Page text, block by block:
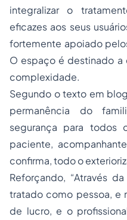
integralizar o
eficazes aos seus
fortemente apoiado
O espaço é destinado
complexidade.
Segundo o texto em
permanência do
segurança para todos
paciente,
confirma, todo o
Reforçando, “Através
tratado como pessoa, e
de lucro, e o